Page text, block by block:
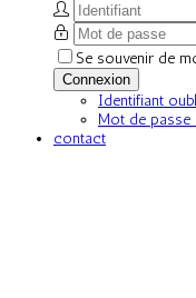
Se souvenir de
Connexion
Identifiant
Mot de passe
contact